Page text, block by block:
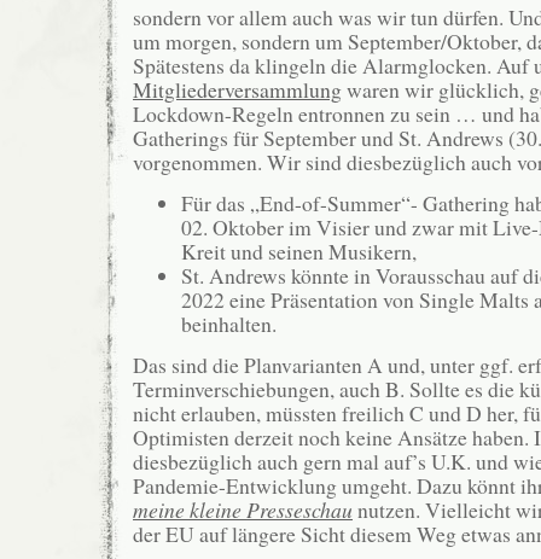
sondern vor allem auch was wir tun dürfen.
um morgen, sondern um September/Oktober,
Spätestens da klingeln die Alarmglocken. Auf
Mitgliederversammlungwaren wir glücklich,
Lockdown-Regeln entronnen zu sein … und
Gatherings für September und St. Andrews
vorgenommen. Wir sind diesbezüglich auch
Für das „End-of-Summer“- Gathering
02. Oktober im Visier und zwar mit
Kreit und seinen Musikern,
St. Andrews könnte in Vorausschau auf
2022 eine Präsentation von Single Malts
beinhalten.
Das sind die Planvarianten A und, unter ggf.
Terminverschiebungen, auch B. Sollte es die
nicht erlauben, müssten freilich C und D her,
Optimisten derzeit noch keine Ansätze haben.
diesbezüglich auch gern mal auf’s U.K. und
Pandemie-Entwicklung umgeht. Dazu könnt
meine kleine Presseschau nutzen. Vielleicht
der EU auf längere Sicht diesem Weg etwas